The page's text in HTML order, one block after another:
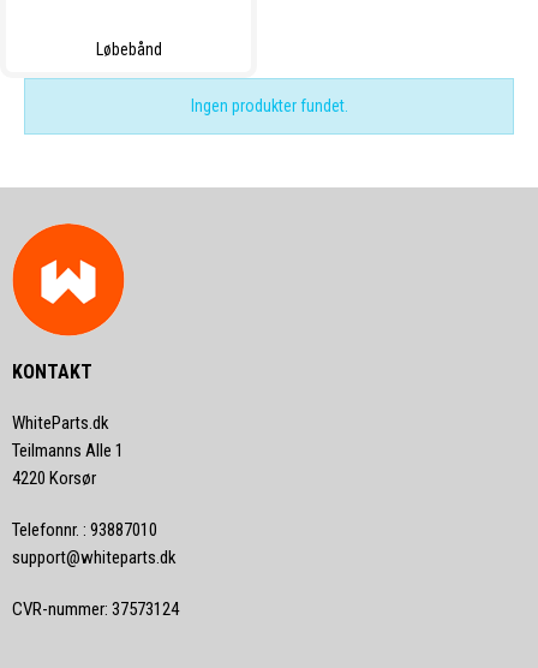
Løbebånd
Ingen produkter fundet.
KONTAKT
WhiteParts.dk
Teilmanns Alle 1
4220 Korsør
Telefonnr. : 93887010
support@whiteparts.dk
CVR-nummer: 37573124